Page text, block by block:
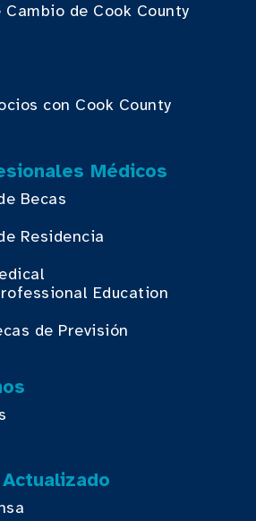
de Cook County
con Cook County
Médicos
Becas
Residencia
Education
de Previsión